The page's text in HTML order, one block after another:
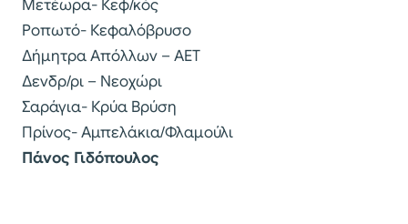
Μετέωρα- Κεφ/κός
Ροπωτό- Κεφαλόβρυσο
Δήμητρα Απόλλων – ΑΕΤ
Δενδρ/ρι – Νεοχώρι
Σαράγια- Κρύα Βρύση
Πρίνος- Αμπελάκια/Φλαμούλι
Πάνος Γιδόπουλος